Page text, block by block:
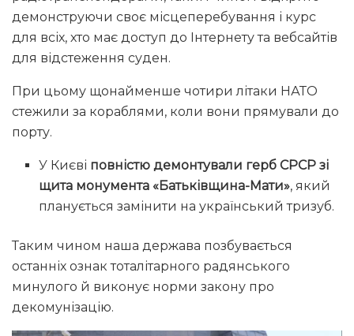
демонструючи своє місцеперебування і курс
для всіх, хто має доступ до Інтернету та вебсайтів
для відстеження суден.
При цьому щонайменше чотири літаки НАТО
стежили за кораблями, коли вони прямували до
порту.
У Києві повністю демонтували герб СРСР зі
щита монумента «Батьківщина-Мати», який
планується замінити на український тризуб.
Таким чином наша держава позбувається
останніх ознак тоталітарного радянського
минулого й виконує норми закону про
декомунізацію.